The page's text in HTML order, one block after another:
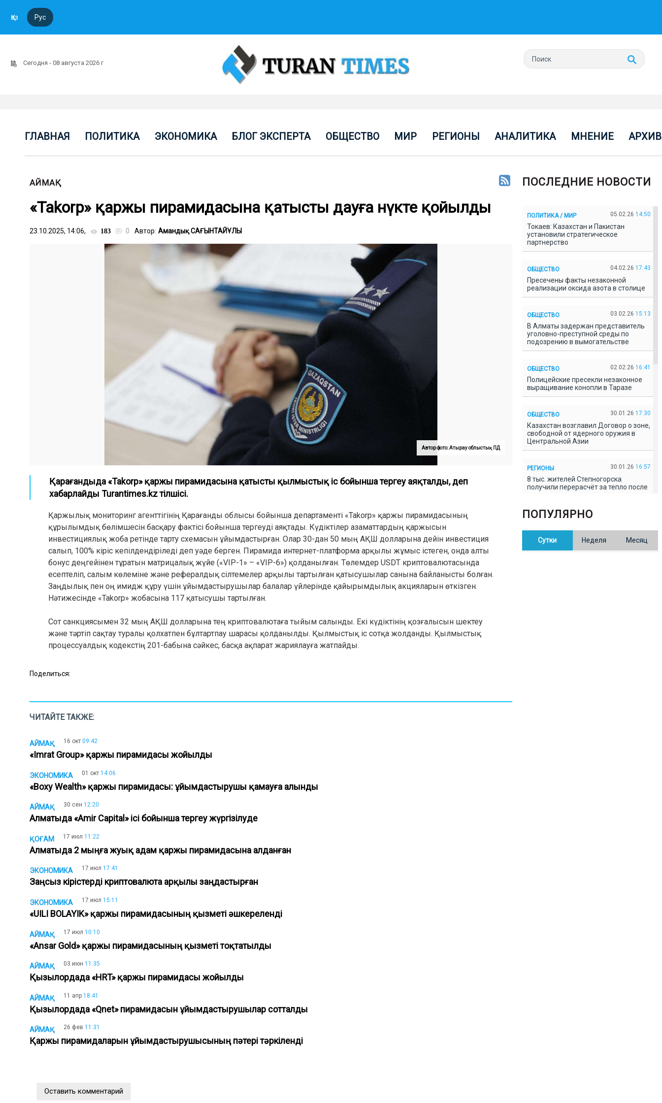
Қаз Рус
Сегодня - 08 августа 2026 г
ГЛАВНАЯ ПОЛИТИКА ЭКОНОМИКА БЛОГ ЭКСПЕРТА ОБЩЕСТВО МИР РЕГИОНЫ АНАЛИТИКА МНЕНИЕ АРХИВ
АЙМАҚ
«Takorp» қаржы пирамидасына қатысты дауға нүкте қойылды
23.10.2025, 14:06, 183 0 Автор: Амандық САҒЫНТАЙҰЛЫ
Автор фото: Атырау облыстық ПД
Қарағандыда «Takorp» қаржы пирамидасына қатысты қылмыстық іс бойынша тергеу аяқталды, деп
хабарлайды Turantimes.kz тілшісі.
Қаржылық мониторинг агенттігінің Қарағанды облысы бойынша департаменті «Takorp» қаржы пирамидасының
құрылымдық бөлімшесін басқару фактісі бойынша тергеуді аяқтады. Күдіктілер азаматтардың қаржысын
инвестициялық жоба ретінде тарту схемасын ұйымдастырған. Олар 30-дан 50 мың АҚШ долларына дейін инвестиция
салып, 100% кіріс кепілдендіріледі деп уәде берген. Пирамида интернет-платформа арқылы жұмыс істеген, онда алты
бонус деңгейінен тұратын матрицалық жүйе («VIP-1» – «VIP-6») қолданылған. Төлемдер USDT криптовалютасында
есептеліп, салым көлеміне және рефералдық сілтемелер арқылы тартылған қатысушылар санына байланысты болған.
Заңдылық пен оң имидж құру үшін ұйымдастырушылар балалар үйлерінде қайырымдылық акцияларын өткізген.
Нәтижесінде «Takorp» жобасына 117 қатысушы тартылған.
Сот санкциясымен 32 мың АҚШ долларына тең криптовалютаға тыйым салынды. Екі күдіктінің қозғалысын шектеу
және тәртіп сақтау туралы қолхатпен бұлтартпау шарасы қолданылды. Қылмыстық іс сотқа жолданды. Қылмыстық
процессуалдық кодекстің 201-бабына сәйкес, басқа ақпарат жариялауға жатпайды.
Поделиться:
ЧИТАЙТЕ ТАКЖЕ:
АЙМАҚ 16 окт 09:42
«Imrat Group» қаржы пирамидасы жойылды
ЭКОНОМИКА 01 окт 14:06
«Boxy Wealth» қаржы пирамидасы: ұйымдастырушы қамауға алынды
АЙМАҚ 30 сен 12:20
Алматыда «Amir Capital» ісі бойынша тергеу жүргізілуде
ҚОҒАМ 17 июл 11:22
Алматыда 2 мыңға жуық адам қаржы пирамидасына алданған
ЭКОНОМИКА 17 июл 17:41
Заңсыз кірістерді криптовалюта арқылы заңдастырған
ЭКОНОМИКА 17 июл 15:11
«UILI BOLAYIK» қаржы пирамидасының қызметі әшкереленді
АЙМАҚ 17 июл 10:10
«Ansar Gold» қаржы пирамидасының қызметі тоқтатылды
АЙМАҚ 03 июн 11:35
Қызылордада «HRT» қаржы пирамидасы жойылды
АЙМАҚ 11 апр 18:41
Қызылордада «Qnet» пирамидасын ұйымдастырушылар сотталды
АЙМАҚ 26 фев 11:31
Қаржы пирамидаларын ұйымдастырушысының пәтері тәркіленді
Оставить комментарий
ПОСЛЕДНИЕ НОВОСТИ
ПОЛИТИКА / МИР 05.02.26 14:50
Токаев: Казахстан и Пакистан
установили стратегическое
партнерство
ОБЩЕСТВО 04.02.26 17:43
Пресечены факты незаконной
реализации оксида азота в столице
ОБЩЕСТВО 03.02.26 15:13
В Алматы задержан представитель
уголовно-преступной среды по
подозрению в вымогательстве
ОБЩЕСТВО 02.02.26 16:41
Полицейские пресекли незаконное
выращивание конопли в Таразе
ОБЩЕСТВО 30.01.26 17:30
Казахстан возглавил Договор о зоне,
свободной от ядерного оружия в
Центральной Азии
РЕГИОНЫ 30.01.26 16:57
8 тыс. жителей Степногорска
получили перерасчёт за тепло после
В Казахстане готовят новую
редакцию Конституции: меняется
ПОПУЛЯРНО
Сутки Неделя Месяц